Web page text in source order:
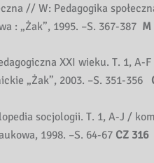
// W: Pedagogika
: „Żak”, 1995. –S. 367-387 M
XXI wieku. T. 1, A-
„Żak”, 2003. –S. 351-356
socjologii. T. 1, A-J /
1998. –S. 64-67 CZ 316